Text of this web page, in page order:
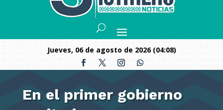
jueves, 06 de agosto de 2026 (04:08)
En el primer gobierno